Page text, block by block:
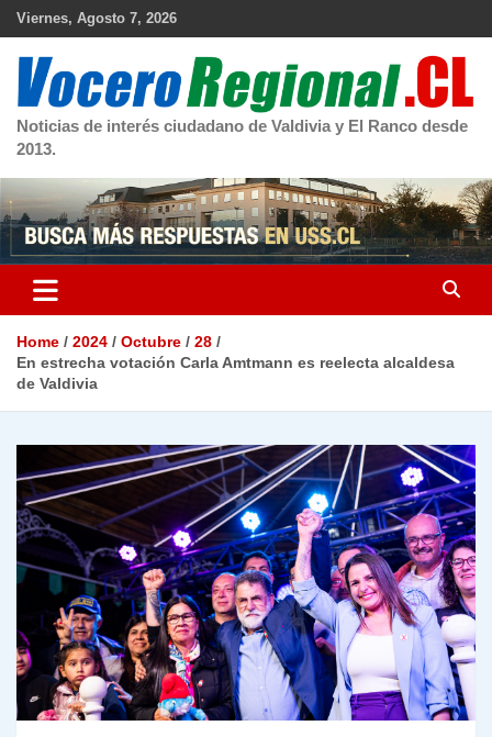
Skip
Viernes, Agosto 7, 2026
Noticias de interés ciudadano de Valdivia y El Ranco desde
2013.
Home 2024 Octubre
28
En estrecha votación Carla Amtmann es reelecta alcaldesa
de Valdivia